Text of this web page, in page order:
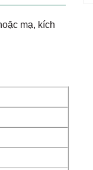
mạ, kích